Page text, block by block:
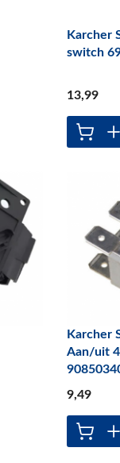
Karcher
switch
13,99
Karcher
Aan/uit
9,49